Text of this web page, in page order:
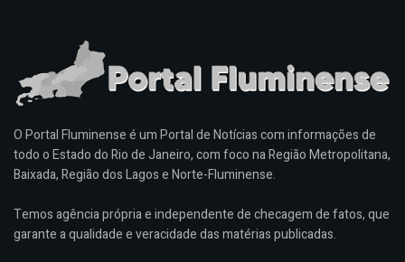
O Portal Fluminense é um Portal de Notícias com informações de
todo o Estado do Rio de Janeiro, com foco na Região Metropolitana,
Baixada, Região dos Lagos e Norte-Fluminense.
Temos agência própria e independente de checagem de fatos, que
garante a qualidade e veracidade das matérias publicadas.